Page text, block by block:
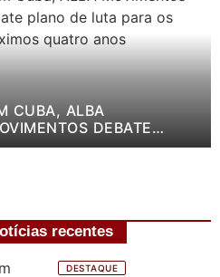
CUBA, ALBA
DEBATE
DE LUTA PARA OS
recentes
DESTAQUE